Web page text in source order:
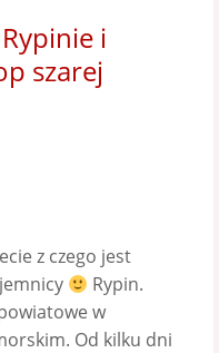
i
szarej
z czego jest
Rypin.
w
Od kilku dni